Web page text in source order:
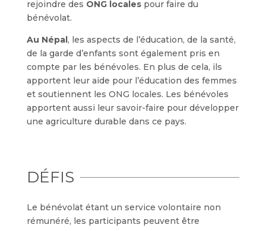
rejoindre des ONG localespour faire du
bénévolat.
Au Népal, les aspects de l’éducation, de la santé,
de la garde d’enfants sont également pris en
compte par les bénévoles. En plus de cela, ils
apportent leur aide pour l’éducation des femmes
et soutiennent les ONG locales. Les bénévoles
apportent aussi leur savoir-faire pour développer
une agriculture durable dans ce pays.
DÉFIS
Le bénévolat étant un service volontaire non
rémunéré, les participants peuvent être